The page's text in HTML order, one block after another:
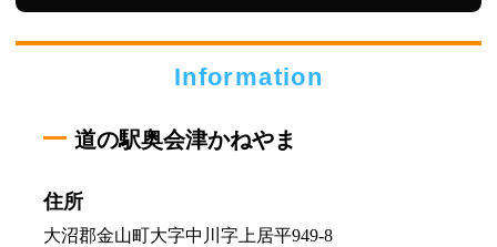
Information
道の駅奥会津かねやま
住所